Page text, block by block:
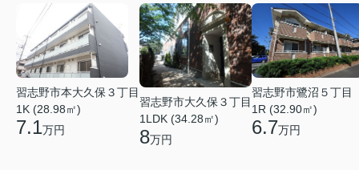
習志野市本大久保３丁目
1K (28.98㎡)
7.1万円
習志野市大久保３丁目
1LDK (34.28㎡)
8万円
習志野市鷺沼５丁目
1R (32.90㎡)
6.7万円